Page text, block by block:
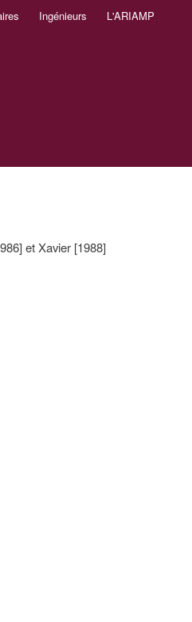
Ingénieurs L'ARIAMP
et Xavier [1988]